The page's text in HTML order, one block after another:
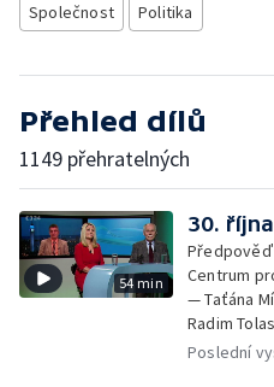
Společnost
Politika
Přehled dílů
1149 přehratelných
54 min
30.
Předpověď
Centrum
— Taťána
Radim
Poslední